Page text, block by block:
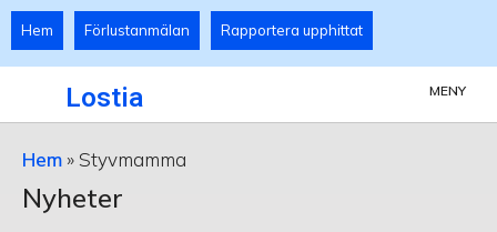
Hem Förlustanmälan Rapportera upphittat
Lostia MENY
Hem »Styvmamma
Nyheter